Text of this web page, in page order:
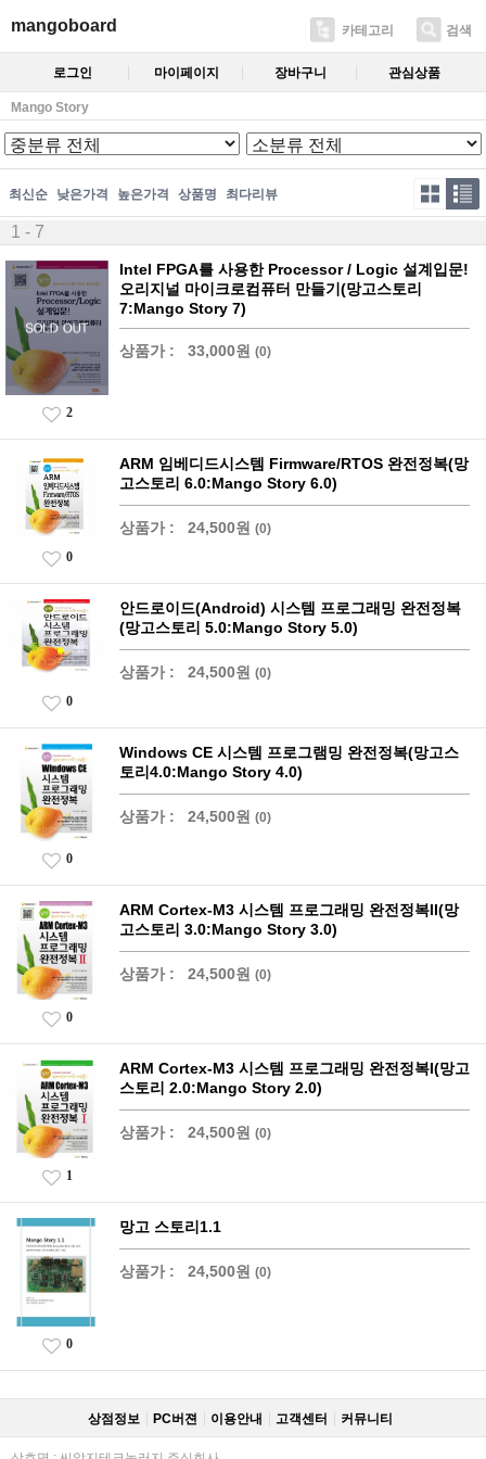
mangoboard 카테고리 검색
로그인 마이페이지 장바구니 관심상품
Mango Story
최신순 낮은가격 높은가격 상품명 최다리뷰
1 - 7
Intel FPGA를 사용한 Processor / Logic 설계입문!
오리지널 마이크로컴퓨터 만들기(망고스토리
7:Mango Story 7)
상품가 : 33,000원 (0)
2
ARM 임베디드시스템 Firmware/RTOS 완전정복(망
고스토리 6.0:Mango Story 6.0)
상품가 : 24,500원 (0)
0
안드로이드(Android) 시스템 프로그래밍 완전정복
(망고스토리 5.0:Mango Story 5.0)
상품가 : 24,500원 (0)
0
Windows CE 시스템 프로그램밍 완전정복(망고스
토리4.0:Mango Story 4.0)
상품가 : 24,500원 (0)
0
ARM Cortex-M3 시스템 프로그래밍 완전정복II(망
고스토리 3.0:Mango Story 3.0)
상품가 : 24,500원 (0)
0
ARM Cortex-M3 시스템 프로그래밍 완전정복I(망고
스토리 2.0:Mango Story 2.0)
상품가 : 24,500원 (0)
1
망고 스토리1.1
상품가 : 24,500원 (0)
0
상점정보 PC버젼 이용안내 고객센터 커뮤니티